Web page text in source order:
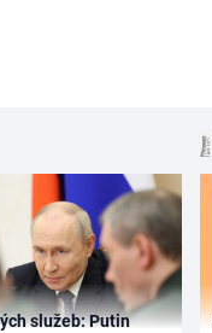
služeb: Putin